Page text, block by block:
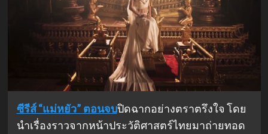
ซีรีส์ “แม่หยัว” ตอนจบปิดฉากอย่างตราตรึงใจ โดย
นำเรื่องราวจากหน้าประวัติศาสตร์ไทยมาถ่ายทอด